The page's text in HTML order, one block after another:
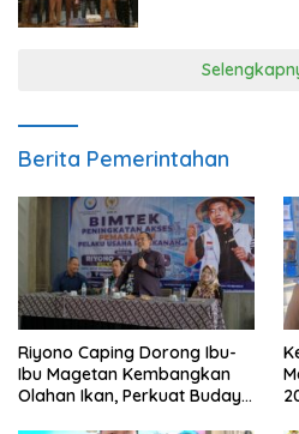
Berita Pemerintahan
Riyono Caping Dorong Ibu-
Ibu Magetan Kembangkan
Olahan Ikan, Perkuat Budaya